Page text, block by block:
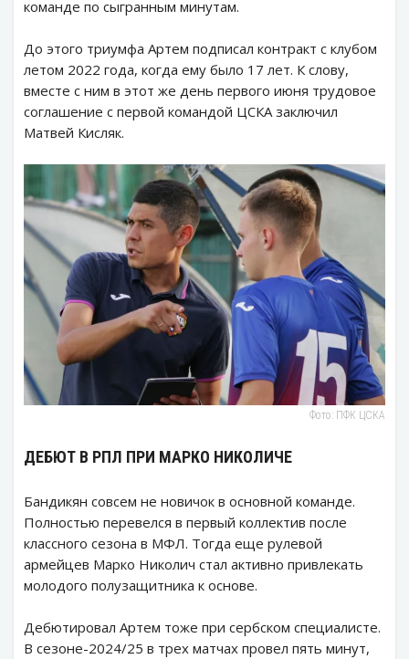
команде по сыгранным минутам.
До этого триумфа Артем подписал контракт с клубом
летом 2022 года, когда ему было 17 лет. К слову,
вместе с ним в этот же день первого июня трудовое
соглашение с первой командой ЦСКА заключил
Матвей Кисляк.
Фото: ПФК ЦСКА
ДЕБЮТ В РПЛ ПРИ МАРКО НИКОЛИЧЕ
Бандикян совсем не новичок в основной команде.
Полностью перевелся в первый коллектив после
классного сезона в МФЛ. Тогда еще рулевой
армейцев Марко Николич стал активно привлекать
молодого полузащитника к основе.
Дебютировал Артем тоже при сербском специалисте.
В сезоне-2024/25 в трех матчах провел пять минут,